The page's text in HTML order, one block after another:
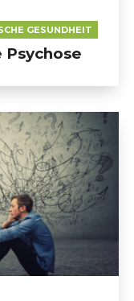
GESUNDHEIT
Psychose